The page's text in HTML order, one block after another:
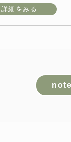
詳細をみる